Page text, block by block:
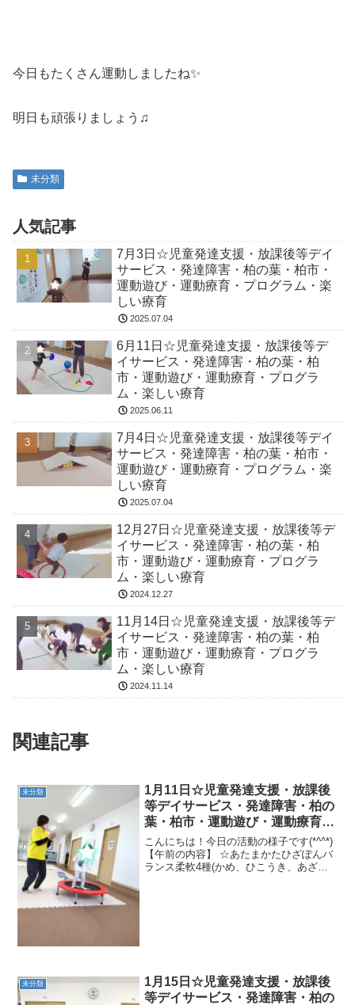
今日もたくさん運動しましたね✨
明日も頑張りましょう♫
未分類
人気記事
7月3日☆児童発達支援・放課後等デイ
サービス・発達障害・柏の葉・柏市・
運動遊び・運動療育・プログラム・楽
しい療育
2025.07.04
6月11日☆児童発達支援・放課後等デ
イサービス・発達障害・柏の葉・柏
市・運動遊び・運動療育・プログラ
ム・楽しい療育
2025.06.11
7月4日☆児童発達支援・放課後等デイ
サービス・発達障害・柏の葉・柏市・
運動遊び・運動療育・プログラム・楽
しい療育
2025.07.04
12月27日☆児童発達支援・放課後等デ
イサービス・発達障害・柏の葉・柏
市・運動遊び・運動療育・プログラ
ム・楽しい療育
2024.12.27
11月14日☆児童発達支援・放課後等デ
イサービス・発達障害・柏の葉・柏
市・運動遊び・運動療育・プログラ
ム・楽しい療育
2024.11.14
関連記事
未分類
1月11日☆児童発達支援・放課後
等デイサービス・発達障害・柏の
葉・柏市・運動遊び・運動療育・
プログラム・楽しい療育
こんにちは！今日の活動の様子です(*^^*)
【午前の内容】 ☆あたまかたひざぽんバ
ランス柔軟4種(かめ、ひこうき、あざら
未分類
1月15日☆児童発達支援・放課後
等デイサービス・発達障害・柏の